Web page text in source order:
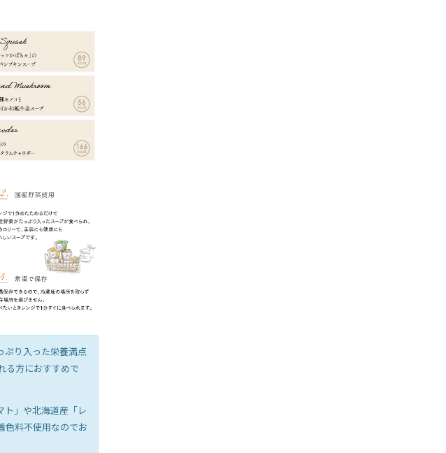
ぷり入った栄養満点
る方におすすめで
ト」や北海道産「レ
色料不使用なのでお